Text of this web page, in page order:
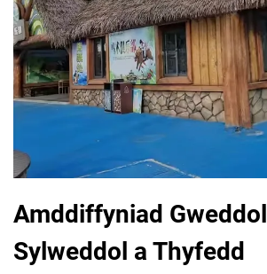
Amddiffyniad Gweddol
Sylweddol a Thyfedd